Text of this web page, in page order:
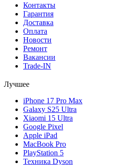
Контакты
Гарантия
Доставка
Оплата
Новости
Ремонт
Вакансии
Trade-IN
Лучшее
iPhone 17 Pro Max
Galaxy S25 Ultra
Xiaomi 15 Ultra
Google Pixel
Apple iPad
MacBook Pro
PlayStation 5
Техника Dyson